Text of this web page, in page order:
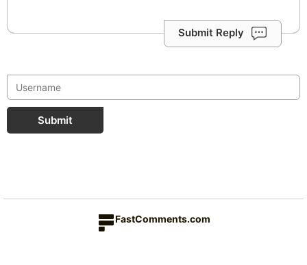
Submit Reply
Submit
FastComments.com